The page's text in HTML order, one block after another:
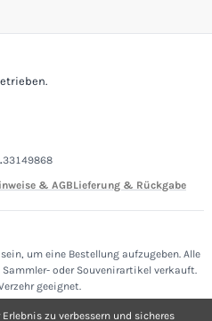
33149868
& AGBLieferung & Rückgabe
um eine Bestellung aufzugeben. Alle
oder Souvenirartikel verkauft.
geeignet.
zu verbessern und sicheres